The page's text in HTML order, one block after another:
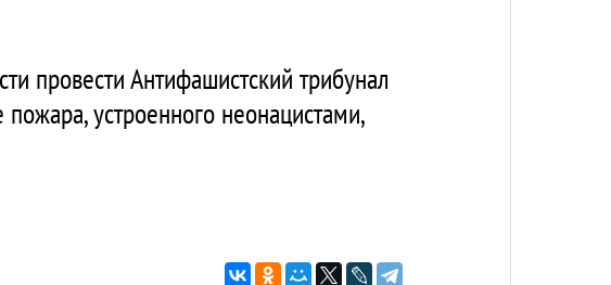
провести Антифашистский трибунал
устроенного неонацистами,